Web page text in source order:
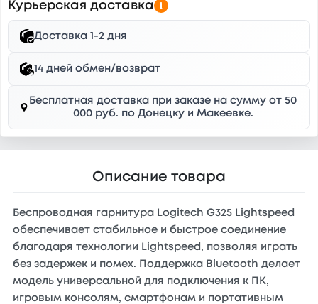
Курьерская доставка
Доставка 1-2 дня
14 дней обмен/возврат
Бесплатная доставка при заказе на сумму от 50
000 руб. по Донецку и Макеевке.
Описание товара
Беспроводная гарнитура Logitech G325 Lightspeed
обеспечивает стабильное и быстрое соединение
благодаря технологии Lightspeed, позволяя играть
без задержек и помех. Поддержка Bluetooth делает
модель универсальной для подключения к ПК,
игровым консолям, смартфонам и портативным